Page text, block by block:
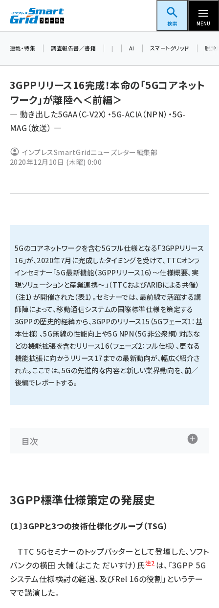
ン
スマートグリッドフォーラム
検索 MENU
蓄電池 (416)
新井 (371)
新井宏征 (313)
連載・特集 調査報告書／書籍 | AI スマートグリッド 脱炭
3GPPリリース16完成！本命の「5Gコアネット
ワーク」が離陸へ＜前編＞
― 動き出した5GAA（C-V2X）・5G-ACIA（NPN）・5G-
MAG（放送） ―
インプレスSmartGridニューズレター編集部
2020年12月10日 (木曜) 0:00
5Gのコアネットワークを含む5Gフル仕様となる「3GPPリリース
16」が、2020年7月に完成したタイミングを受けて、TTCオンラ
インセミナー「5G最新機能（3GPPリリース16）〜仕様概要、実
現ソリューションと産業連携〜」（TTCおよびARIBによる共催）
（注1）が開催された（表1）。セミナーでは、最前線で活躍する講
師陣によって、移動通信システムの国際標準仕様を策定する
3GPPの歴史的経緯から、3GPPのリリース15（5Gフェーズ1：基
本仕様）、5G無線の性能向上や5G NPN（5G非公衆網）対応な
どの機能拡張を含むリリース16（フェーズ2：フル仕様）、更なる
機能拡張に向かうリリース17までの最新動向が、幅広く紹介さ
れた。ここでは、5Gの先進的な内容と新しい業界動向を、前／
後編でレポートする。
目次
3GPP標準仕様策定の発展史
〔1〕3GPPと3つの技術仕様化グループ（TSG）
TTC 5Gセミナーのトップバッターとして登壇した、ソフト
バンクの横田 大輔（よこた だいすけ）氏注2 は、「3GPP 5G
システム仕様検討の経過、及びRel 16の役割」というテー
マで講演した。